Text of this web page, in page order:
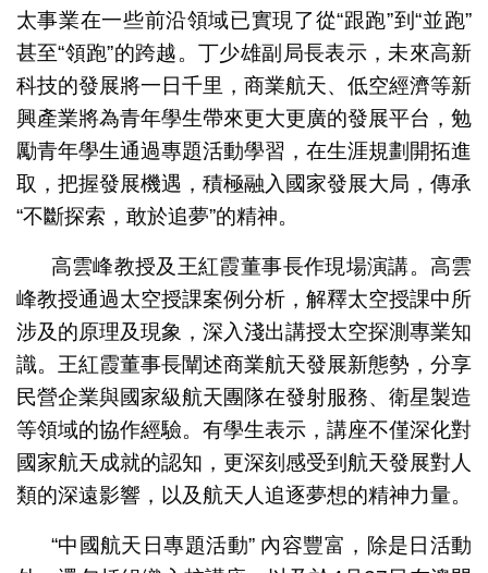
太事業在一些前沿領域已實現了從“跟跑”到“並跑”
甚至“領跑”的跨越。丁少雄副局長表示，未來高新
科技的發展將一日千里，商業航天、低空經濟等新
興產業將為青年學生帶來更大更廣的發展平台，勉
勵青年學生通過專題活動學習，在生涯規劃開拓進
取，把握發展機遇，積極融入國家發展大局，傳承
“不斷探索，敢於追夢”的精神。
高雲峰教授及王紅霞董事長作現場演講。高雲
峰教授通過太空授課案例分析，解釋太空授課中所
涉及的原理及現象，深入淺出講授太空探測專業知
識。王紅霞董事長闡述商業航天發展新態勢，分享
民營企業與國家級航天團隊在發射服務、衛星製造
等領域的協作經驗。有學生表示，講座不僅深化對
國家航天成就的認知，更深刻感受到航天發展對人
類的深遠影響，以及航天人追逐夢想的精神力量。
“中國航天日專題活動” 內容豐富，除是日活動